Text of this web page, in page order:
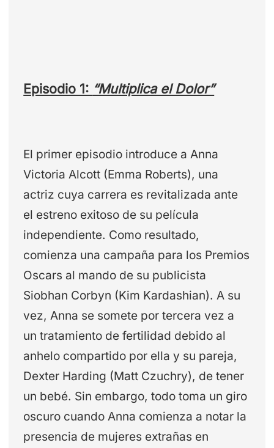
Episodio 1: “Multiplica el Dolor”
El primer episodio introduce a Anna
Victoria Alcott (Emma Roberts), una
actriz cuya carrera es revitalizada ante
el estreno exitoso de su película
independiente. Como resultado,
comienza una campaña para los Premios
Oscars al mando de su publicista
Siobhan Corbyn (Kim Kardashian). A su
vez, Anna se somete por tercera vez a
un tratamiento de fertilidad debido al
anhelo compartido por ella y su pareja,
Dexter Harding (Matt Czuchry), de tener
un bebé. Sin embargo, todo toma un giro
oscuro cuando Anna comienza a notar la
presencia de mujeres extrañas en